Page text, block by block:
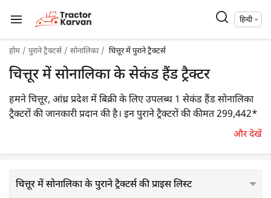
हिन्दी
होम पुराने ट्रैक्टर्स सोनालिका चित्तूर में पुराने ट्रैक्टर्स
चित्तूर में सोनालिका के सेकंड हैंड ट्रैक्टर
हमने चित्तूर, आंध्र प्रदेश में बिक्री के लिए उपलब्ध 1 सेकंड हैंड सोनालिका
ट्रैक्टरों की जानकारी प्रदान की है। इन पुराने ट्रैक्टरों की कीमत 299,442*
रुपये से शुरू होती है। आप कीमत, एचपी एवं देख वर्ष जैसे प्रासंगिक
चयन कर जानकारी प्राप्त कर सकते हैं।
और देखें
चित्तूर में सोनालिका के पुराने ट्रैक्टर्स की प्राइस लिस्ट